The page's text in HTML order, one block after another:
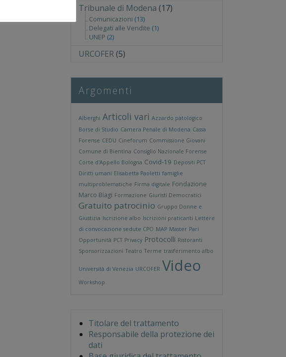
Tribunale di Modena (17)
Comunicazioni (13)
Delegati alle Vendite (1)
UNEP (2)
URCOFER(5)
Argomenti
Alberghi Articoli vari Azzardo patologico
Borse di Studio Camera Penale di Modena Cassa
Forense CEDU Cineforum Commissione Giovani
Comune di Bientina Consiglio Nazionale Forense
Corte d'Appello Bologna Covid-19 Depositi PCT
Diritti umani Elisabetta Paoletti famiglie
multiproblematiche Firma digitale Fondazione
Marco Biagi Formazione Giuristi Democratici
Gratuito patrocinio Gruppo Donne e
Giustizia Iscrizione albo Iscrizioni praticanti Lettere
di convocazione sedute CPO MAP Master Pari
Opportunità PCT Privacy Protocolli Ristoranti
Sponsorizzazioni Teatro Terme trasferimento albo
Università di Venezia URCOFER Video
Workshop
Titolare del trattamento
Responsabile della protezione dei
dati